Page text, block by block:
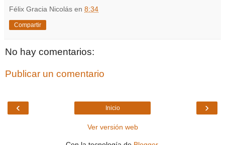
Félix Gracia Nicolás en 8:34
Compartir
No hay comentarios:
Publicar un comentario
‹ ›
Inicio
Ver versión web